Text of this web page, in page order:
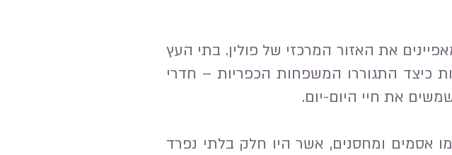
את האזור המרכזי של פולין. בתי העץ
כיצד התגוררו המשפחות הכפריות – חדרי
את חיי היום-יום.
אסמים ומחסנים, אשר היו חלק בלתי נפרד